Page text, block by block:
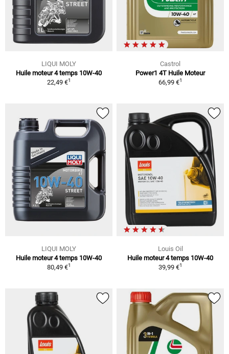
LIQUI MOLY
Huile moteur 4 temps 10W-40
22,49 €1
Castrol
Power1 4T Huile Moteur
66,99 €1
LIQUI MOLY
Huile moteur 4 temps 10W-40
80,49 €1
Louis Oil
Huile moteur 4 temps 10W-40
39,99 €1